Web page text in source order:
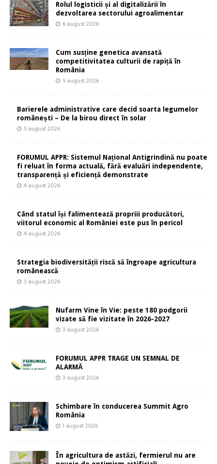
Rolul logisticii și al digitalizării în
dezvoltarea sectorului agroalimentar
6 august 2026
Cum susține genetica avansată
competitivitatea culturii de rapiță în
România
5 august 2026
Barierele administrative care decid soarta legumelor
românești – De la birou direct în solar
5 august 2026
FORUMUL APPR: Sistemul Național Antigrindină nu poate
fi reluat în forma actuală, fără evaluări independente,
transparență și eficiență demonstrate
4 august 2026
Când statul își falimentează propriii producători,
viitorul economic al României este pus în pericol
4 august 2026
Strategia biodiversității riscă să îngroape agricultura
românească
3 august 2026
Nufarm Vine în Vie: peste 180 podgorii
vizate să fie vizitate în 2026-2027
3 august 2026
FORUMUL APPR TRAGE UN SEMNAL DE
ALARMĂ
3 august 2026
Schimbare în conducerea Summit Agro
România
1 august 2026
În agricultura de astăzi, fermierul nu are